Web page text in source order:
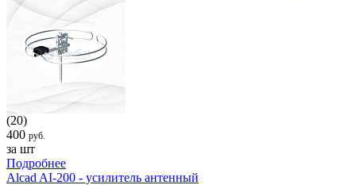
(20)
400 руб.
за шт
Подробнее
Alcad AI-200 - усилитель антенный